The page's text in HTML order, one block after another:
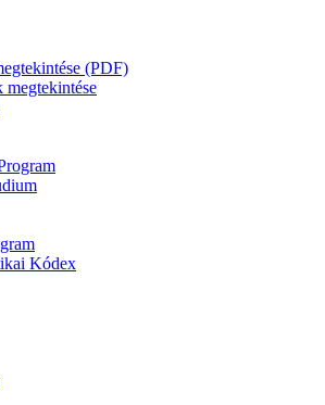
(PDF)
megtekintése
Kódex